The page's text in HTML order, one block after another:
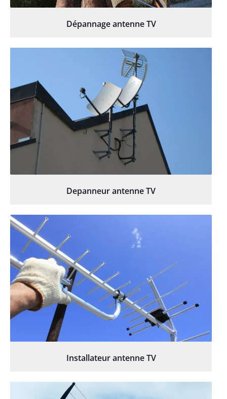
Dépannage antenne TV
Depanneur antenne TV
Installateur antenne TV